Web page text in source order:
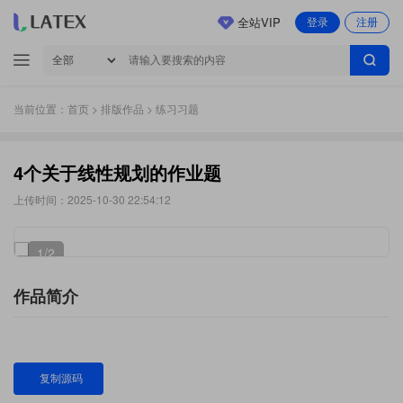
登录 注册
全站VIP
当前位置： 首页 > 排版作品 > 练习习题
4个关于线性规划的作业题
上传时间：2025-10-30 22:54:12
1/2
作品简介
复制源码